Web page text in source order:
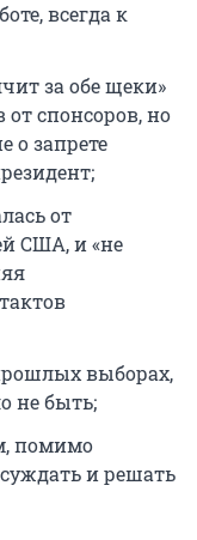
всегда к
за обе щеки»
спонсоров, но
о запрете
от
США, и «не
выборах,
не быть;
помимо
и решать